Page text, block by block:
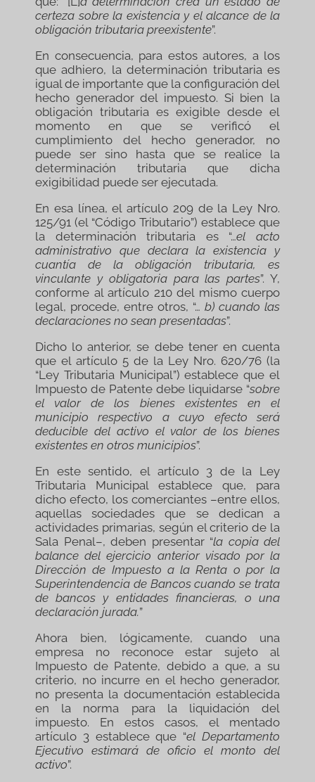
certeza sobre la existencia y el alcance de la
obligación tributaria preexistente”.
En consecuencia, para estos autores, a los
que adhiero, la determinación tributaria es
igual de importante que la configuración del
hecho generador del impuesto. Si bien la
obligación tributaria es exigible desde el
momento en que se verificó el
cumplimiento del hecho generador, no
puede ser sino hasta que se realice la
determinación tributaria que dicha
exigibilidad puede ser ejecutada.
En esa línea, el artículo 209 de la Ley Nro.
125/91 (el “Código Tributario”) establece que
la determinación tributaria es “…el acto
administrativo que declara la existencia y
cuantía de la obligación tributaria, es
vinculante y obligatoria para las partes”. Y,
conforme al artículo 210 del mismo cuerpo
legal, procede, entre otros, “… b) cuando las
declaraciones no sean presentadas”.
Dicho lo anterior, se debe tener en cuenta
que el artículo 5 de la Ley Nro. 620/76 (la
“Ley Tributaria Municipal”) establece que el
Impuesto de Patente debe liquidarse “sobre
el valor de los bienes existentes en el
municipio respectivo a cuyo efecto será
deducible del activo el valor de los bienes
existentes en otros municipios”.
En este sentido, el artículo 3 de la Ley
Tributaria Municipal establece que, para
dicho efecto, los comerciantes –entre ellos,
aquellas sociedades que se dedican a
actividades primarias, según el criterio de la
Sala Penal–, deben presentar “la copia del
balance del ejercicio anterior visado por la
Dirección de Impuesto a la Renta o por la
Superintendencia de Bancos cuando se trata
de bancos y entidades financieras, o una
declaración jurada.”
Ahora bien, lógicamente, cuando una
empresa no reconoce estar sujeto al
Impuesto de Patente, debido a que, a su
criterio, no incurre en el hecho generador,
no presenta la documentación establecida
en la norma para la liquidación del
impuesto. En estos casos, el mentado
artículo 3 establece que “el Departamento
Ejecutivo estimará de oficio el monto del
activo”.